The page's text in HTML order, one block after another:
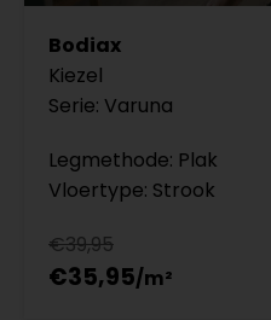
Bodiax
Kiezel
Serie: Varuna
Legmethode: Plak
Vloertype: Strook
€39,95
€35,95